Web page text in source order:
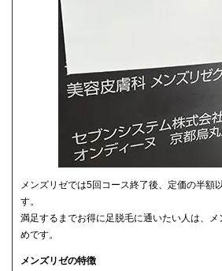
メンズリゼでは5回コース終了後、定価の半額
す。
満足するまでお得に足脱毛に通いたい人は、
めです。
メンズリゼの特徴